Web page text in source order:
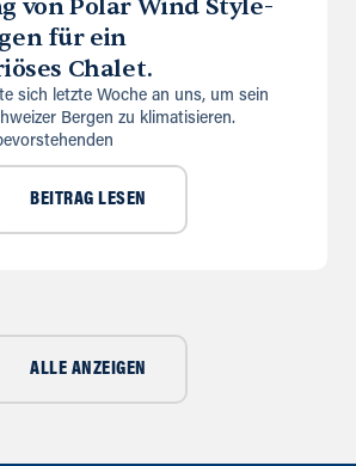
von Polar Wind Style-
für ein
Chalet.
sich letzte Woche an uns, um sein
Bergen zu klimatisieren.
BEITRAG LESEN
ALLE ANZEIGEN